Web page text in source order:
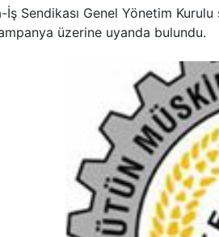
İş Sendikası Genel Yönetim
üzerine uyanda bulundu.